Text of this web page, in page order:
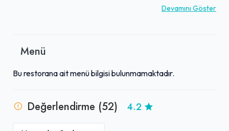
bir hizmet anlayışıyla yaklaşıyor. Hijyen konusunda
sunumuyla misafirleri tarafından tavsiye edilen bir durak
Devamını Göster
Menü
Bu restorana ait menü bilgisi bulunmamaktadır.
Değerlendirme (52) 4.2